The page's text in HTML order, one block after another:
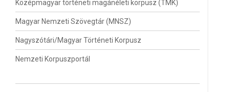
Középmagyar történeti magánéleti korpusz (TMK)
Magyar Nemzeti Szövegtár (MNSZ)
Nagyszótári/Magyar Történeti Korpusz
Nemzeti Korpuszportál